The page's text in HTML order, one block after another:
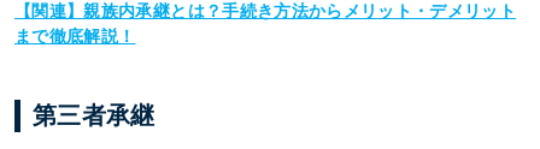
【関連】親族内承継とは？手続き方法からメリット・デメリット
まで徹底解説！
第三者承継